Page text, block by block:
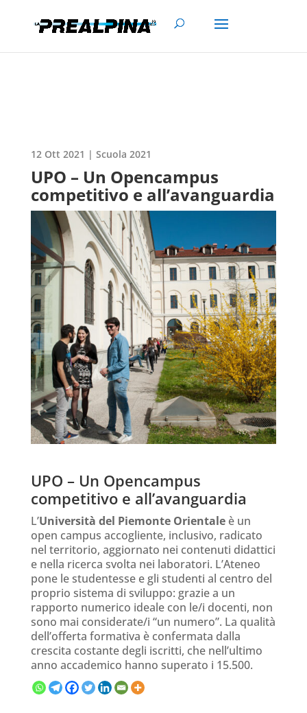
12 Ott 2021 | Scuola 2021
UPO – Un Opencampus
competitivo e all’avanguardia
UPO – Un Opencampus
competitivo e all’avanguardia
L’Università del Piemonte Orientaleè un
open campus accogliente, inclusivo, radicato
nel territorio, aggiornato nei contenuti didattici
e nella ricerca svolta nei laboratori. L’Ateneo
pone le studentesse e gli studenti al centro del
proprio sistema di sviluppo: grazie a un
rapporto numerico ideale con le/i docenti, non
sono mai considerate/i “un numero”. La qualità
dell’offerta formativa è confermata dalla
crescita costante degli iscritti, che nell’ultimo
anno accademico hanno superato i 15.500.